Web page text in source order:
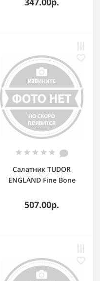
Салатник TUDOR
ENGLAND Fine Bone
507.00р.